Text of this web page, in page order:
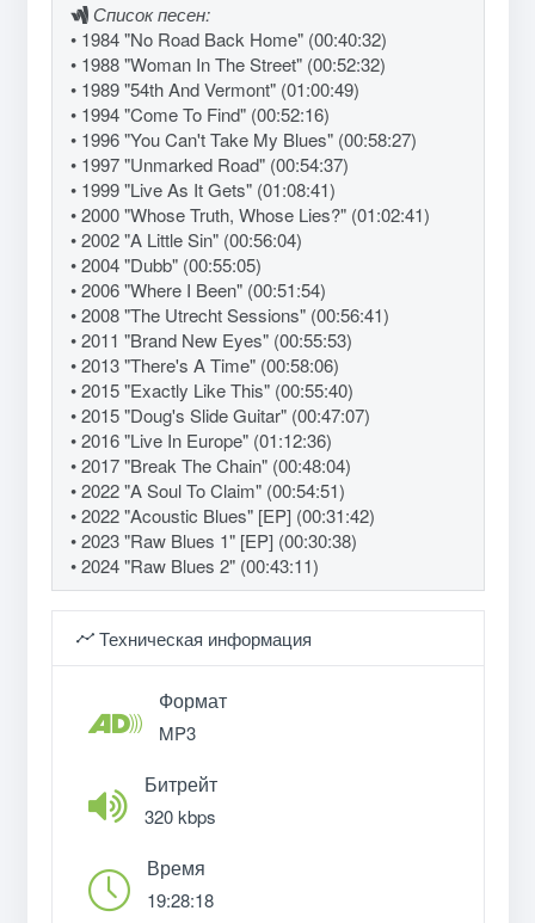
Список песен:
• 1984 "No Road Back Home" (00:40:32)
• 1988 "Woman In The Street" (00:52:32)
• 1989 "54th And Vermont" (01:00:49)
• 1994 "Come To Find" (00:52:16)
• 1996 "You Can't Take My Blues" (00:58:27)
• 1997 "Unmarked Road" (00:54:37)
• 1999 "Live As It Gets" (01:08:41)
• 2000 "Whose Truth, Whose Lies?" (01:02:41)
• 2002 "A Little Sin" (00:56:04)
• 2004 "Dubb" (00:55:05)
• 2006 "Where I Been" (00:51:54)
• 2008 "The Utrecht Sessions" (00:56:41)
• 2011 "Brand New Eyes" (00:55:53)
• 2013 "There's A Time" (00:58:06)
• 2015 "Exactly Like This" (00:55:40)
• 2015 "Doug's Slide Guitar" (00:47:07)
• 2016 "Live In Europe" (01:12:36)
• 2017 "Break The Chain" (00:48:04)
• 2022 "A Soul To Claim" (00:54:51)
• 2022 "Acoustic Blues" [EP] (00:31:42)
• 2023 "Raw Blues 1" [EP] (00:30:38)
• 2024 "Raw Blues 2" (00:43:11)
Техническая информация
Формат
MP3
Битрейт
320 kbps
Время
19:28:18